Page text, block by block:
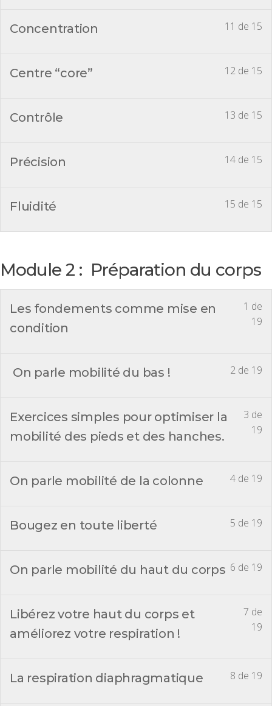
11 de 15
Concentration
12 de 15
Centre “core”
13 de 15
Contrôle
14 de 15
Précision
15 de 15
Fluidité
Module 2 : Préparation du corps
1 de
19
Les fondements comme mise en
condition
2 de 19
On parle mobilité du bas !
3 de
19
Exercices simples pour optimiser la
mobilité des pieds et des hanches.
4 de 19
On parle mobilité de la colonne
5 de 19
Bougez en toute liberté
6 de 19
On parle mobilité du haut du corps
7 de
19
Libérez votre haut du corps et
améliorez votre respiration !
8 de 19
La respiration diaphragmatique